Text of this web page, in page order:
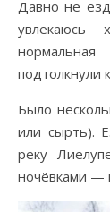
Давно не ездил на «червячные» рыбалки. В основном
увлекаюсь
подтолкнули
Было
или сырть).
реку
ночёвками —